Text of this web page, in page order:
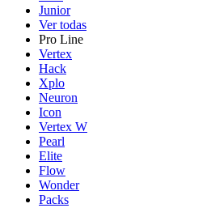
Junior
Ver todas
Pro Line
Vertex
Hack
Xplo
Neuron
Icon
Vertex W
Pearl
Elite
Flow
Wonder
Packs